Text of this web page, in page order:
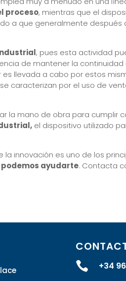
proceso, mientras que el
a que generalmente después
, pues esta actividad
de mantener la continuidad
llevada a cabo por estos
caracterizan por el uso de
la mano de obra para cumplir
el dispositivo utilizado
innovación es uno de los
ayudarte. Contacta
 +34